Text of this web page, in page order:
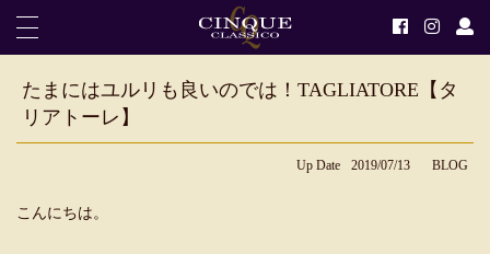
たまにはユルリも良いのでは！TAGLIATORE【タ
リアトーレ】
Up Date 2019/07/13 BLOG
こんにちは。